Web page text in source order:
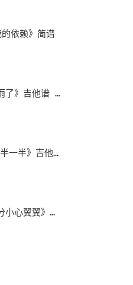
依赖》简谱
周杰伦《那天下雨了》吉他谱 C调弹唱谱
Top Barry《一半一半》吉他谱 C调原版弹唱谱
林俊杰《我对缘分小心翼翼》钢琴谱